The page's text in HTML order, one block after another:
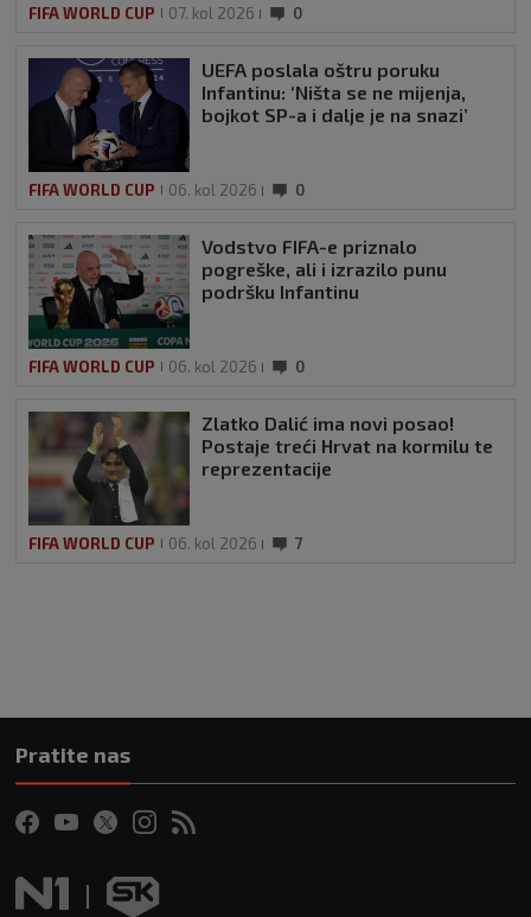
FIFA WORLD CUP 07. kol 2026 0
UEFA poslala oštru poruku
Infantinu: ‘Ništa se ne mijenja,
bojkot SP-a i dalje je na snazi’
FIFA WORLD CUP 06. kol 2026 0
Vodstvo FIFA-e priznalo
pogreške, ali i izrazilo punu
podršku Infantinu
FIFA WORLD CUP 06. kol 2026 0
Zlatko Dalić ima novi posao!
Postaje treći Hrvat na kormilu te
reprezentacije
FIFA WORLD CUP 06. kol 2026 7
Pratite nas